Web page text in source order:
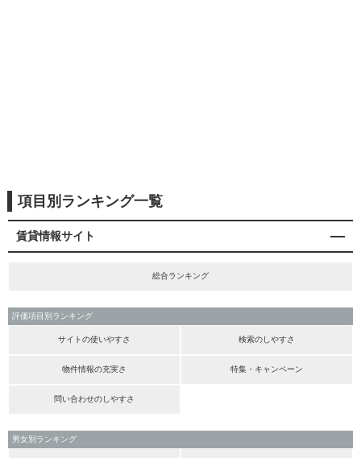
項目別ランキング一覧
賃貸情報サイト
総合ランキング
評価項目別ランキング
サイトの使いやすさ 検索のしやすさ
物件情報の充実さ 特集・キャンペーン
問い合わせのしやすさ
男女別ランキング